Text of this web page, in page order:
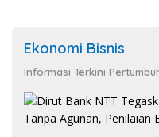
Ekonomi Bisnis
Informasi Terkini